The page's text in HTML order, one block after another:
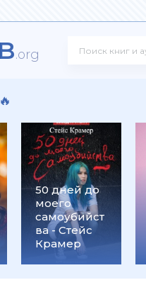
.org
50 дней до
моего
самоубийст
ва - Стейс
Крамер